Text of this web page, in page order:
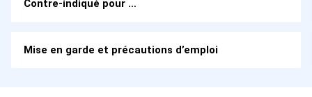
Contre-indiqué pour …
Mise en garde et précautions d’emploi